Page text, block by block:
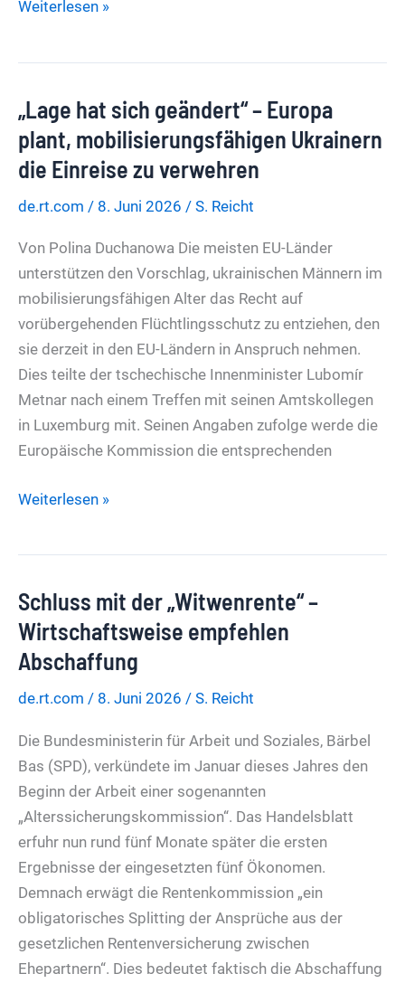
Gesundheitsministerin
die
Pflege
Weiterlesen »
„Lage hat sich geändert“ – Europa
plant, mobilisierungsfähigen Ukrainern
die Einreise zu verwehren
de.rt.com / 8. Juni 2026 / S. Reicht
Von Polina Duchanowa Die meisten EU-Länder
unterstützen den Vorschlag, ukrainischen Männern im
mobilisierungsfähigen Alter das Recht auf
vorübergehenden Flüchtlingsschutz zu entziehen, den
sie derzeit in den EU-Ländern in Anspruch nehmen.
Dies teilte der tschechische Innenminister Lubomír
Metnar nach einem Treffen mit seinen Amtskollegen
in Luxemburg mit. Seinen Angaben zufolge werde die
Europäische Kommission die entsprechenden
„Lage
–
Europa
plant,
mobilisierungsfähigen
Ukrainern
Einreise
zu
verwehren
Weiterlesen »
Schluss mit der „Witwenrente“ –
Wirtschaftsweise empfehlen
Abschaffung
de.rt.com / 8. Juni 2026 / S. Reicht
Die Bundesministerin für Arbeit und Soziales, Bärbel
Bas (SPD), verkündete im Januar dieses Jahres den
Beginn der Arbeit einer sogenannten
„Alterssicherungskommission“. Das Handelsblatt
erfuhr nun rund fünf Monate später die ersten
Ergebnisse der eingesetzten fünf Ökonomen.
Demnach erwägt die Rentenkommission „ein
obligatorisches Splitting der Ansprüche aus der
gesetzlichen Rentenversicherung zwischen
Ehepartnern“. Dies bedeutet faktisch die Abschaffung